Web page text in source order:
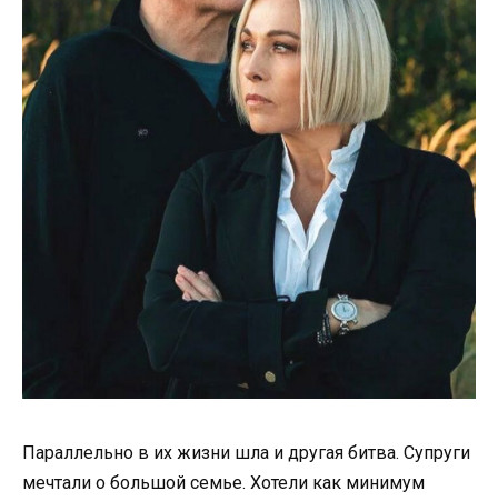
Параллельно в их жизни шла и другая битва. Супруги
мечтали о большой семье. Хотели как минимум